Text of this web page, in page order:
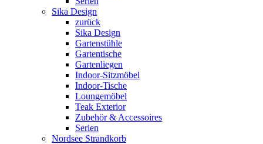
Sika Design
zurück
Sika Design
Gartenstühle
Gartentische
Gartenliegen
Indoor-Sitzmöbel
Indoor-Tische
Loungemöbel
Teak Exterior
Zubehör & Accessoires
Serien
Nordsee Strandkorb